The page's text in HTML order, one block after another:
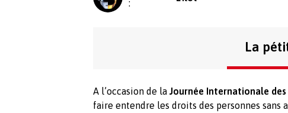
:
La
A l’occasion de la Journée Internationale
faire entendre les droits des personnes